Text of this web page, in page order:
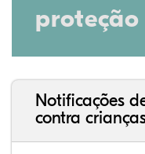
proteção
Notificações
contra